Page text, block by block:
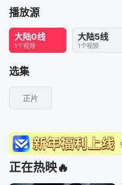
播放源
大陆0线
1个视频
大陆5线
1个视频
选集
正片
正在热映🔥